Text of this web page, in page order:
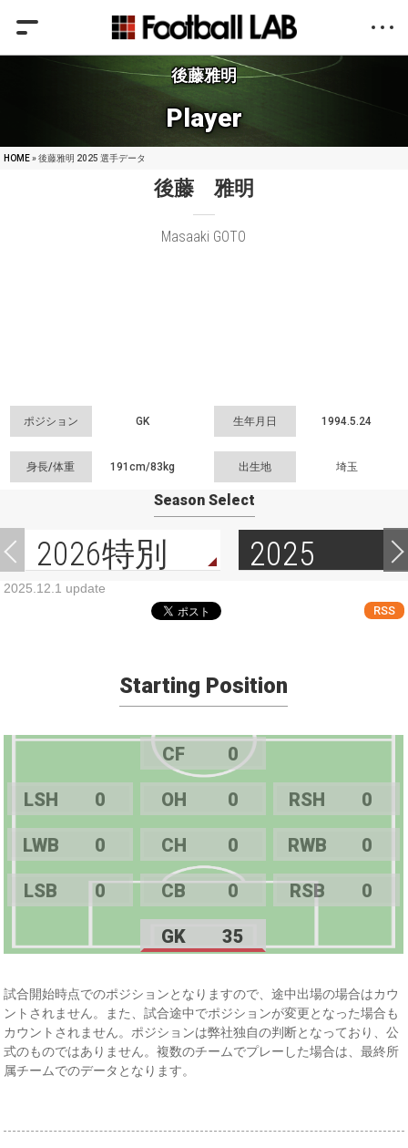
後藤雅明
Player
HOME» 後藤雅明 2025 選手データ
後藤 雅明
Masaaki GOTO
ポジション GK 生年月日 1994.5.24
身長/体重 191cm/83kg 出生地 埼玉
Season Select
2026特別 2025
2025.12.1 update
RSS
Starting Position
CF 0
LSH 0 OH 0 RSH 0
LWB 0 CH 0 RWB 0
LSB 0 CB 0 RSB 0
GK 35
試合開始時点でのポジションとなりますので、途中出場の場合はカウ
ントされません。また、試合途中でポジションが変更となった場合も
カウントされません。ポジションは弊社独自の判断となっており、公
式のものではありません。複数のチームでプレーした場合は、最終所
属チームでのデータとなります。